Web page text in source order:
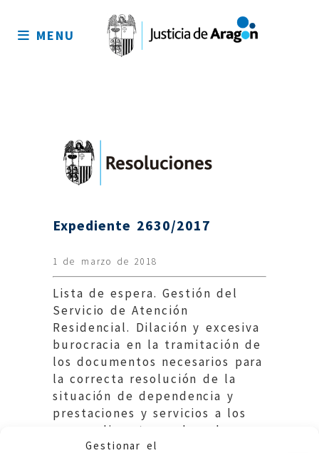
Gestionar el
sitio
MENU
Expediente 2630/2017
1 de marzo de 2018
Lista de espera. Gestión del
Servicio de Atención
Residencial. Dilación y excesiva
burocracia en la tramitación de
los documentos necesarios para
la correcta resolución de la
situación de dependencia y
prestaciones y servicios a los
que pudiera tener derecho.